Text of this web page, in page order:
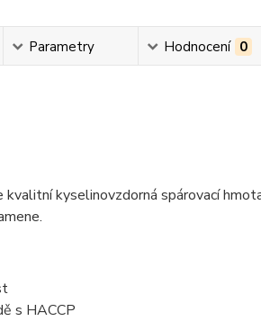
Parametry Hodnocení 0
kyselinovzdorná spárovací
s HACCP